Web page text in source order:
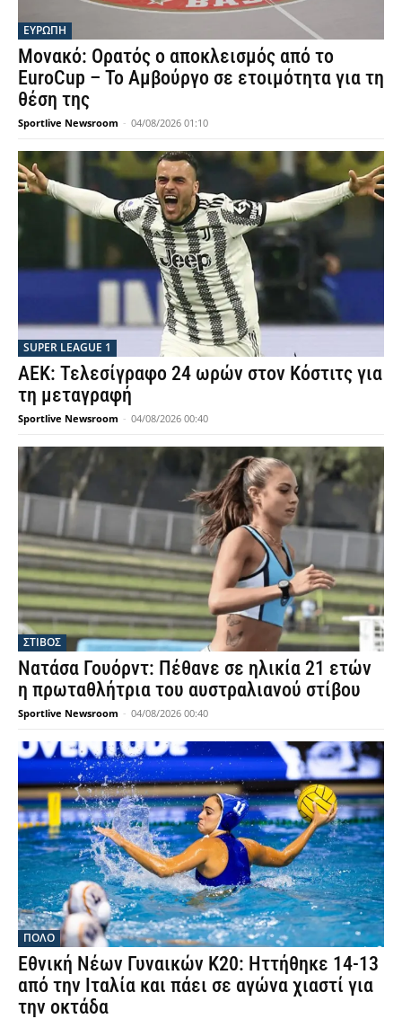
ΕΥΡΩΠΗ
Μονακό: Ορατός ο αποκλεισμός από το
EuroCup – Το Αμβούργο σε ετοιμότητα για τη
θέση της
Sportlive Newsroom - 04/08/2026 01:10
SUPER LEAGUE 1
ΑΕΚ: Τελεσίγραφο 24 ωρών στον Κόστιτς για
τη μεταγραφή
Sportlive Newsroom - 04/08/2026 00:40
ΣΤΙΒΟΣ
Νατάσα Γουόρντ: Πέθανε σε ηλικία 21 ετών
η πρωταθλήτρια του αυστραλιανού στίβου
Sportlive Newsroom - 04/08/2026 00:40
ΠΟΛΟ
Εθνική Νέων Γυναικών Κ20: Ηττήθηκε 14-13
από την Ιταλία και πάει σε αγώνα χιαστί για
την οκτάδα